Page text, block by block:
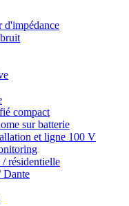
d'impédance
compact
sur batterie
et ligne 100 V
résidentielle
Dante